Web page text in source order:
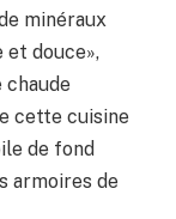
minéraux
et douce»,
cette cuisine
de fond
armoires de